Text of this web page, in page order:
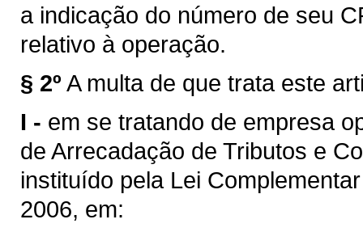
a indicação do número de seu
relativo à operação.
§ 2º A multa de que trata este
I - em se tratando de empresa
de Arrecadação de Tributos e
instituído pela Lei
2006, em: